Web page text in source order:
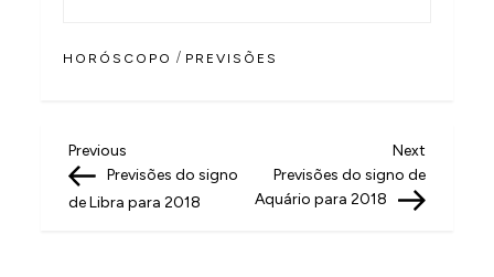
HORÓSCOPO / PREVISÕES
N
a
Previous
Post
Previous
Previsões do signo
de Libra para 2018
Next
Post
Next
Previsões do signo de
Aquário para 2018